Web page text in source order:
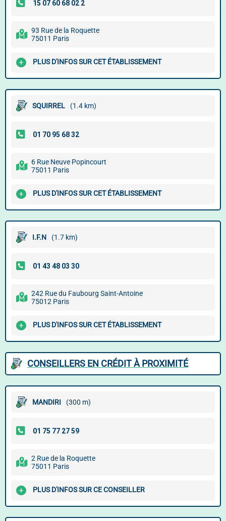
93 Rue de la Roquette
75011 Paris
PLUS D'INFOS SUR CET ÉTABLISSEMENT
SQUIRREL (1.4 km)
6 Rue Neuve Popincourt
75011 Paris
PLUS D'INFOS SUR CET ÉTABLISSEMENT
I.F.N (1.7 km)
242 Rue du Faubourg Saint-Antoine
75012 Paris
PLUS D'INFOS SUR CET ÉTABLISSEMENT
CONSEILLERS EN CRÉDIT À PROXIMITÉ
MANDIRI (300 m)
2 Rue de la Roquette
75011 Paris
PLUS D'INFOS SUR CE CONSEILLER